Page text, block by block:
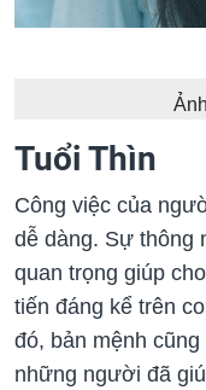
Tuổi Thìn
Công việc của
dễ dàng. Sự thông
quan trọng giúp
tiến đáng kể trên
đó, bản mệnh
những người đã